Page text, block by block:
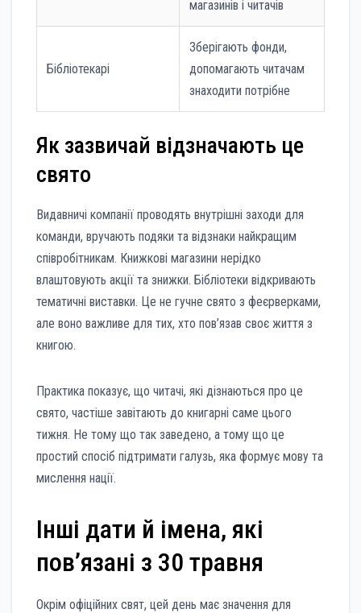
магазинів і читачів
Бібліотекарі
Зберігають фонди,
допомагають читачам
знаходити потрібне
Як зазвичай відзначають це
свято
Видавничі компанії проводять внутрішні заходи для
команди, вручають подяки та відзнаки найкращим
співробітникам. Книжкові магазини нерідко
влаштовують акції та знижки. Бібліотеки відкривають
тематичні виставки. Це не гучне свято з феєрверками,
але воно важливе для тих, хто пов’язав своє життя з
книгою.
Практика показує, що читачі, які дізнаються про це
свято, частіше завітають до книгарні саме цього
тижня. Не тому що так заведено, а тому що це
простий спосіб підтримати галузь, яка формує мову та
мислення нації.
Інші дати й імена, які
пов’язані з 30 травня
Окрім офіційних свят, цей день має значення для